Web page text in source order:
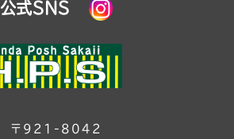
〒921-8042
公式SNS